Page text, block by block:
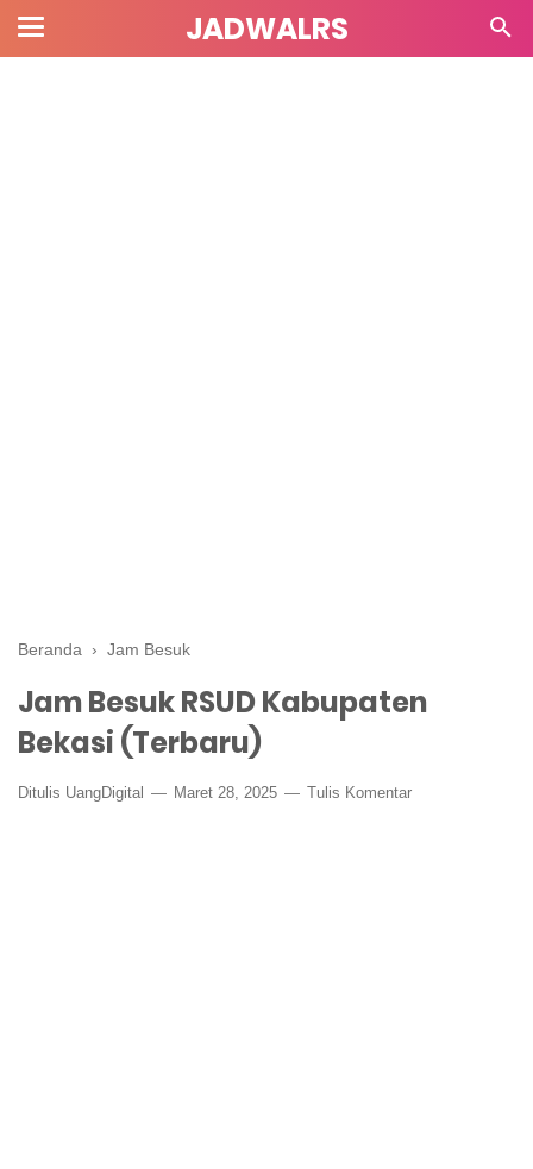
JADWALRS
Beranda › Jam Besuk
Jam Besuk RSUD Kabupaten
Bekasi (Terbaru)
Ditulis UangDigital Maret 28, 2025 Tulis Komentar